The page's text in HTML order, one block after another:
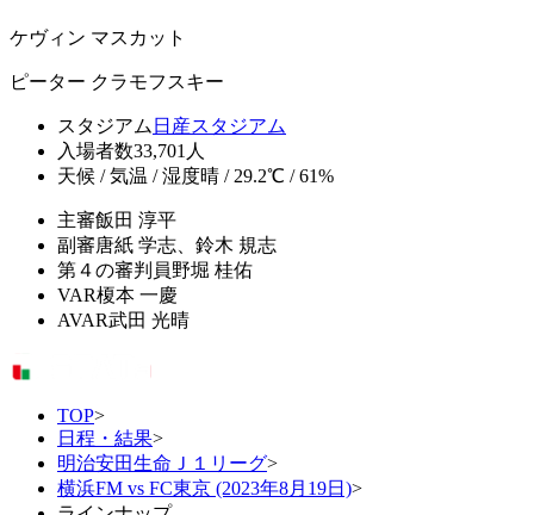
ケヴィン マスカット
ピーター クラモフスキー
スタジアム 日産スタジアム
入場者数33,701人
天候 / 気温 / 湿度晴 / 29.2℃ / 61%
主審飯田 淳平
副審唐紙 学志、鈴木 規志
第４の審判員野堀 桂佑
VAR榎本 一慶
AVAR武田 光晴
TOP>
日程・結果>
明治安田生命Ｊ１リーグ>
横浜FM vs FC東京 (2023年8月19日)>